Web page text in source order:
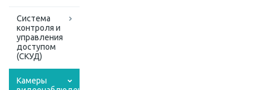
Система
контроля и
управления
доступом
(СКУД)
Камеры